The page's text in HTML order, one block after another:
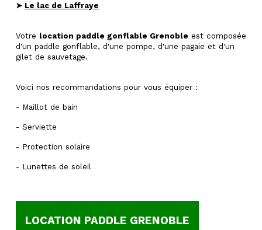
➤ Le lac de Laffraye
Votre location paddle gonflable Grenoble est composée
d'un paddle gonflable, d'une pompe, d'une pagaie et d'un
gilet de sauvetage.
Voici nos recommandations pour vous équiper :
- Maillot de bain
- Serviette
- Protection solaire
- Lunettes de soleil
LOCATION PADDLE GRENOBLE